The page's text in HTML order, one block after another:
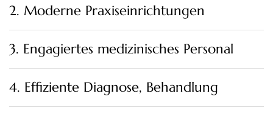
2. Moderne Praxiseinrichtungen
3. Engagiertes medizinisches Personal
4. Effiziente Diagnose, Behandlung